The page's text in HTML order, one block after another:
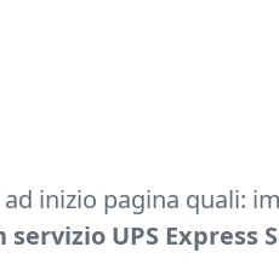
ad inizio pagina quali:
UPS Express